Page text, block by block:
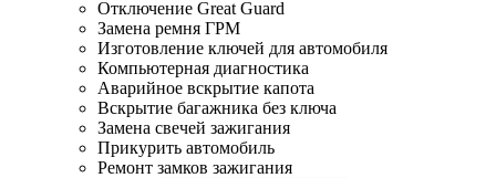
Отключение Great Guard
Замена ремня ГРМ
Изготовление ключей для автомобиля
Компьютерная диагностика
Аварийное вскрытие капота
Вскрытие багажника без ключа
Замена свечей зажигания
Прикурить автомобиль
Ремонт замков зажигания